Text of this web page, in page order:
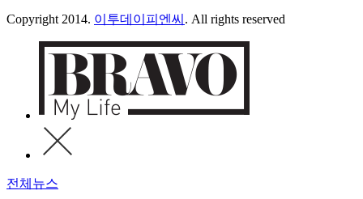
Copyright 2014. 이투데이피엔씨 . All rights reserved
전체뉴스